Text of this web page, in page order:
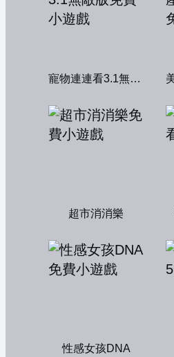
寵物連連看3.1無敵版
超市消消樂
性感女孩DNA